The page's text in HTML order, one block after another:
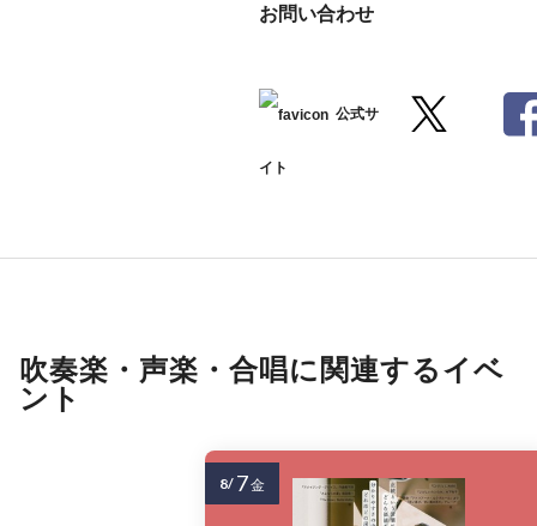
お問い合わせ
公式サ
イト
吹奏楽・声楽・合唱に関連するイベ
ント
8/ 7金